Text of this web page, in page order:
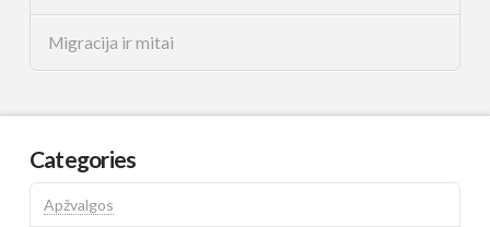
Migracija ir mitai
Categories
Apžvalgos